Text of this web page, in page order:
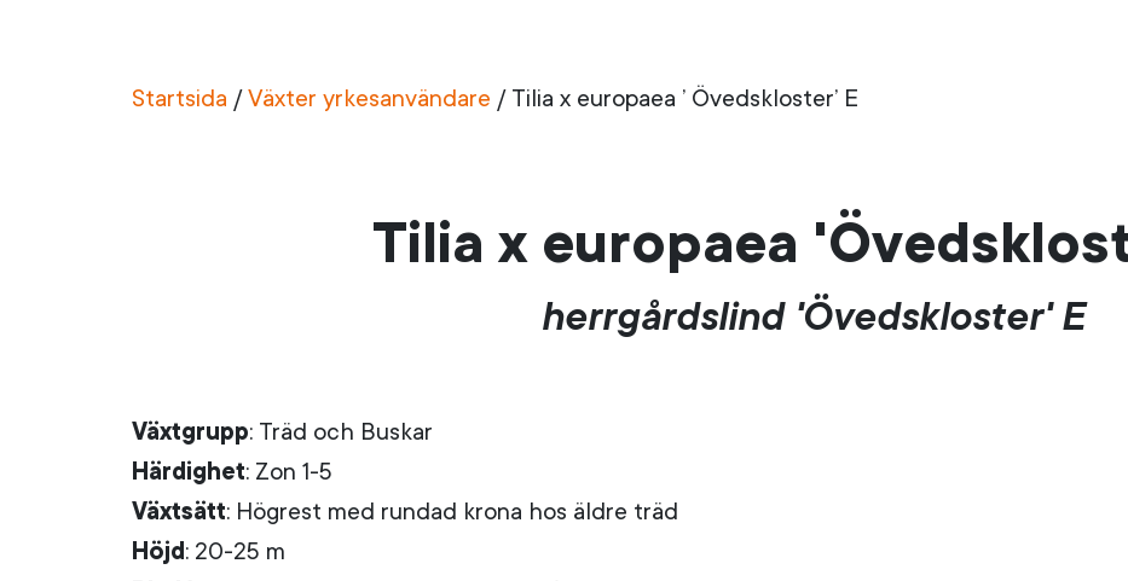
Startsida /Växter yrkesanvändare / Tilia x europaea ’ Övedskloster’ E
Tilia x europaea
herrgårdslind 'Övedskloster' E
Växtgrupp: Träd och Buskar
Härdighet: Zon 1-5
Växtsätt: Högrest med rundad krona hos äldre träd
Höjd: 20-25 m